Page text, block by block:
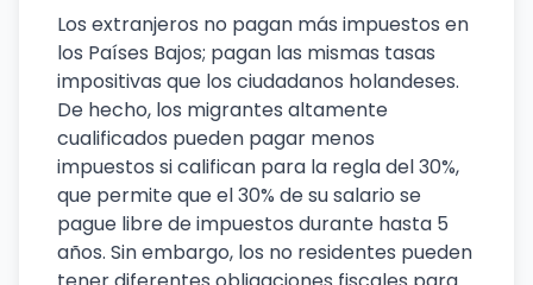
Los extranjeros no pagan más impuestos en
los Países Bajos; pagan las mismas tasas
impositivas que los ciudadanos holandeses.
De hecho, los migrantes altamente
cualificados pueden pagar menos
impuestos si califican para la regla del 30%,
que permite que el 30% de su salario se
pague libre de impuestos durante hasta 5
años. Sin embargo, los no residentes pueden